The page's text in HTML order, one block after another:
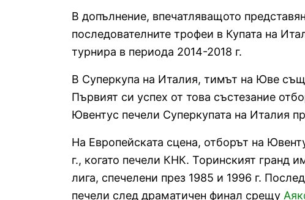
В допълнение, впечатляващото
последователните трофеи в Купата на
турнира в периода 2014-2018 г.
В Суперкупа на Италия, тимът на Юве
Първият си успех от това състезание
Ювентус печели Суперкупата на Италия
На Европейската сцена, отборът на
г., когато печели КНК. Торинският гранд
лига, спечелени през 1985 и 1996 г.
печели след драматичен финал срещу